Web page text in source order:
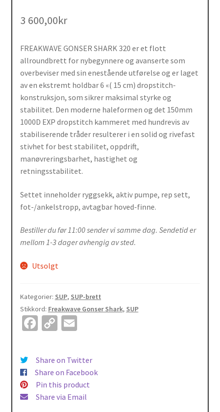
3 600,00kr
FREAKWAVE GONSER SHARK 320 er et flott
allroundbrett for nybegynnere og avanserte som
overbeviser med sin enestående utførelse og er laget
av en ekstremt holdbar 6 «( 15 cm) dropstitch-
konstruksjon, som sikrer maksimal styrke og
stabilitet. Den moderne haleformen og det 150mm
1000D EXP dropstitch kammeret med hundrevis av
stabiliserende tråder resulterer i en solid og rivefast
stivhet for best stabilitet, oppdrift,
manøvreringsbarhet, hastighet og
retningsstabilitet.
Settet inneholder ryggsekk, aktiv pumpe, rep sett,
fot-/ankelstropp, avtagbar hoved-finne.
Bestiller du før 11:00 sender vi samme dag. Sendetid er
mellom 1-3 dager avhengig av sted.
Utsolgt
Kategorier: SUP, SUP-brett
Stikkord: Freakwave Gonser Shark, SUP
Fa
b
o
o
k
C
p
y
Li
n
E
ai
l
Share on Twitter
Share on Facebook
Pin this product
Share via Email